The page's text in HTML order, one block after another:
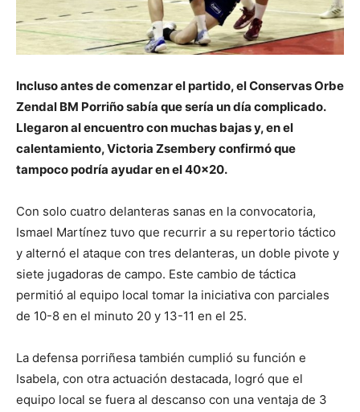
Incluso antes de comenzar el partido, el Conservas Orbe
Zendal BM Porriño sabía que sería un día complicado.
Llegaron al encuentro con muchas bajas y, en el
calentamiento, Victoria Zsembery confirmó que
tampoco podría ayudar en el 40×20.
Con solo cuatro delanteras sanas en la convocatoria,
Ismael Martínez tuvo que recurrir a su repertorio táctico
y alternó el ataque con tres delanteras, un doble pivote y
siete jugadoras de campo. Este cambio de táctica
permitió al equipo local tomar la iniciativa con parciales
de 10-8 en el minuto 20 y 13-11 en el 25.
La defensa porriñesa también cumplió su función e
Isabela, con otra actuación destacada, logró que el
equipo local se fuera al descanso con una ventaja de 3